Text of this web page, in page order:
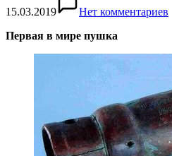
15.03.2019
Нет комментариев
Первая в мире пушка